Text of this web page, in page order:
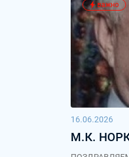
важно
16.06.2026
М.К.